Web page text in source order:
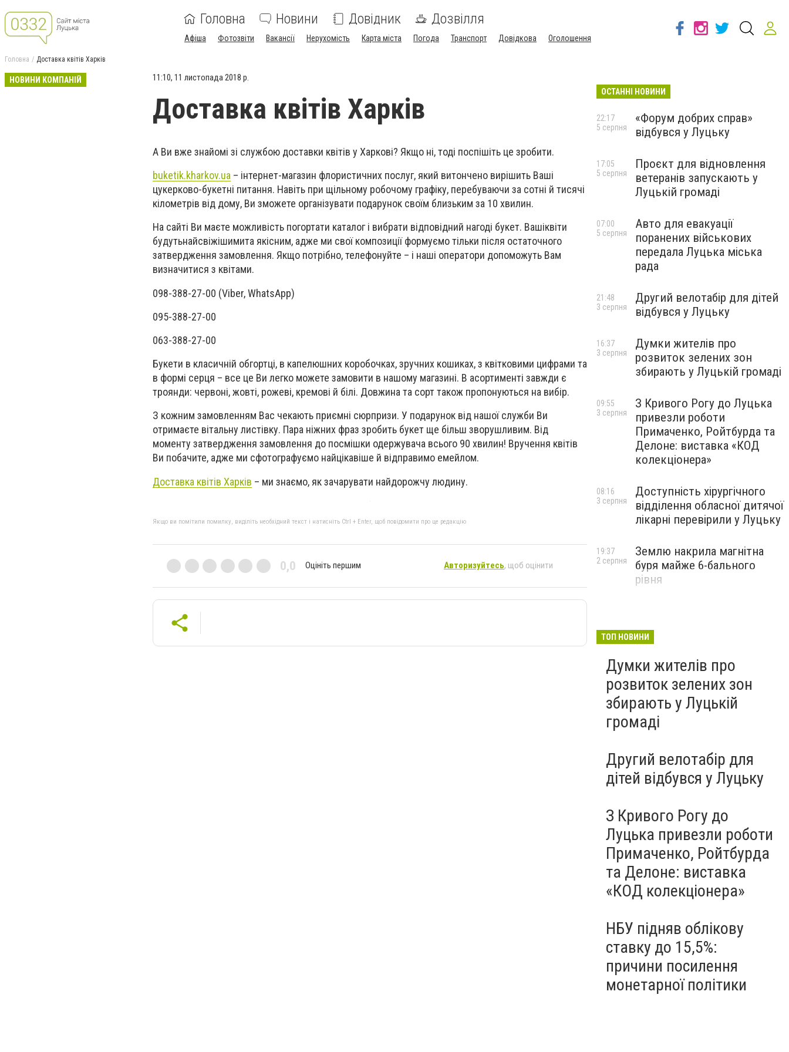
Головна Новини Довідник Дозвілля
Афіша Фотозвіти Вакансії Нерухомість Карта міста Погода Транспорт Довідкова Оголошення
Головна Доставка квітів Харків
НОВИНИ КОМПАНІЙ 11:10, 11 листопада 2018 р.
Доставка квітів Харків
А Ви вже знайомі зі службою доставки квітів у Харкові? Якщо ні, тоді поспішіть це зробити.
buketik.kharkov.ua – інтернет-магазин флористичних послуг, який витончено вирішить Ваші
цукерково-букетні питання. Навіть при щільному робочому графіку, перебуваючи за сотні й тисячі
кілометрів від дому, Ви зможете організувати подарунок своїм близьким за 10 хвилин.
На сайті Ви маєте можливість погортати каталог і вибрати відповідний нагоді букет. Вашіквіти
будутьнайсвіжішимитаякісним, адже ми свої композиції формуємо тільки після остаточного
затвердження замовлення. Якщо потрібно, телефонуйте – і наші оператори допоможуть Вам
визначитися з квітами.
098-388-27-00 (Viber, WhatsApp)
095-388-27-00
063-388-27-00
Букети в класичній обгортці, в капелюшних коробочках, зручних кошиках, з квітковими цифрами та
в формі серця – все це Ви легко можете замовити в нашому магазині. В асортименті завжди є
троянди: червоні, жовті, рожеві, кремові й білі. Довжина та сорт також пропонуються на вибір.
З кожним замовленням Вас чекають приємні сюрпризи. У подарунок від нашої служби Ви
отримаєте вітальну листівку. Пара ніжних фраз зробить букет ще більш зворушливим. Від
моменту затвердження замовлення до посмішки одержувача всього 90 хвилин! Вручення квітів
Ви побачите, адже ми сфотографуємо найцікавіше й відправимо емейлом.
Доставка квітів Харків – ми знаємо, як зачарувати найдорожчу людину.
Якщо ви помітили помилку, виділіть необхідний текст і натисніть Ctrl + Enter, щоб повідомити про це редакцію
0,0 Оцініть першим Авторизуйтесь, щоб оцінити
ОСТАННІ НОВИНИ
«Форум добрих справ»
відбувся у Луцьку
22:17
5 серпня
Проєкт для відновлення
ветеранів запускають у
Луцькій громаді
17:05
5 серпня
Авто для евакуації
поранених військових
передала Луцька міська
рада
07:00
5 серпня
Другий велотабір для дітей
відбувся у Луцьку
21:48
3 серпня
Думки жителів про
розвиток зелених зон
збирають у Луцькій громаді
16:37
3 серпня
З Кривого Рогу до Луцька
привезли роботи
Примаченко, Ройтбурда та
Делоне: виставка «КОД
колекціонера»
09:55
3 серпня
Доступність хірургічного
відділення обласної дитячої
лікарні перевірили у Луцьку
08:16
3 серпня
Землю накрила магнітна
буря майже 6-бального
рівня
19:37
2 серпня
ТОП НОВИНИ
Думки жителів про
розвиток зелених зон
збирають у Луцькій
громаді
Другий велотабір для
дітей відбувся у Луцьку
З Кривого Рогу до
Луцька привезли роботи
Примаченко, Ройтбурда
та Делоне: виставка
«КОД колекціонера»
НБУ підняв облікову
ставку до 15,5%:
причини посилення
монетарної політики